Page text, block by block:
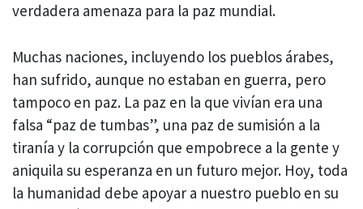
verdadera amenaza para la paz mundial.
Muchas naciones, incluyendo los pueblos árabes,
han sufrido, aunque no estaban en guerra, pero
tampoco en paz. La paz en la que vivían era una
falsa “paz de tumbas”, una paz de sumisión a la
tiranía y la corrupción que empobrece a la gente y
aniquila su esperanza en un futuro mejor. Hoy, toda
la humanidad debe apoyar a nuestro pueblo en su